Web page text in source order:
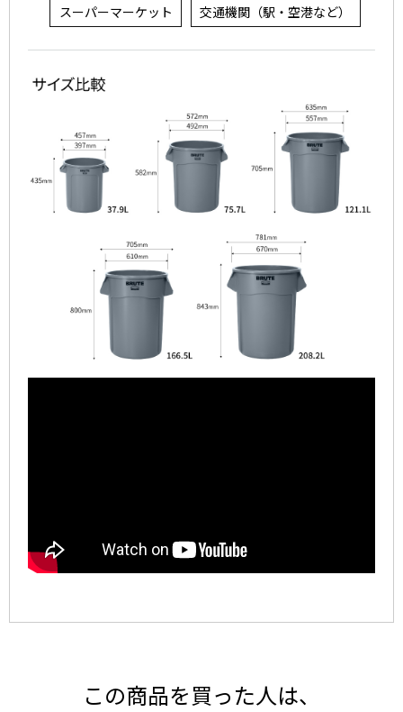
スーパーマーケット 交通機関（駅・空港など）
この商品を買った人は、